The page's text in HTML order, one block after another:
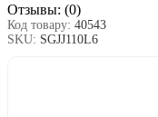
Отзывы: (0)
Код товару: 40543
SKU: SGJJ110L6